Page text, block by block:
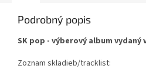
Podrobný popis
SK pop - výberový album vydaný
Zoznam skladieb/tracklist: